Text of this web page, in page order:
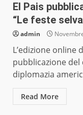
El Pais
“Le feste
admin
L’edizione online
pubblicazione
diplomazia
Read More